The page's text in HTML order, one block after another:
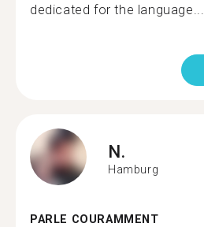
dedicated for the language...
N.
Hamburg
PARLE COURAMMENT